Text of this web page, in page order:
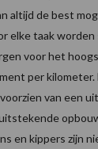
altijd de best
elke taak worden
voor het
per
van een
en kippers zijn